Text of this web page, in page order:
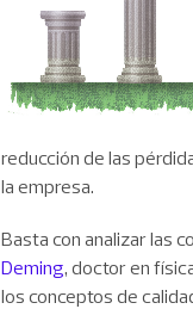
reducción de las
la empresa.
Basta con analizar las
Deming, doctor en
los conceptos de